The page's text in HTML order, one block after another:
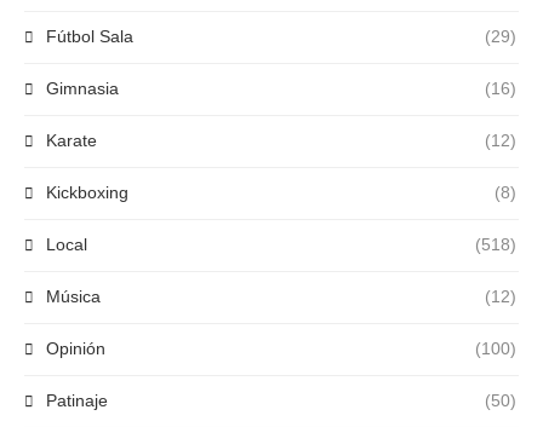
Fútbol Sala (29)
Gimnasia (16)
Karate (12)
Kickboxing (8)
Local (518)
Música (12)
Opinión (100)
Patinaje (50)